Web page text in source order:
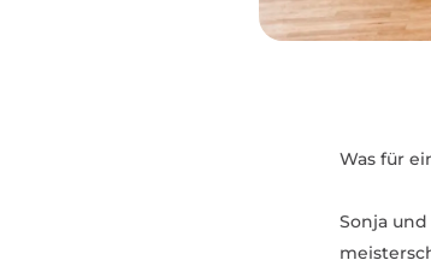
Was für
Sonja